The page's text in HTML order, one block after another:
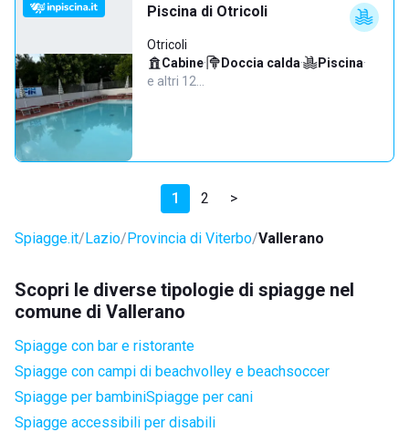
Piscina di Otricoli
Otricoli
Cabine· Doccia calda· Piscina·
e altri 12…
1 2 >
Spiagge.it Lazio Provincia di Viterbo Vallerano
Scopri le diverse tipologie di spiagge nel
comune di Vallerano
Spiagge con bar e ristorante
Spiagge con campi di beachvolley e beachsoccer
Spiagge per bambiniSpiagge per cani
Spiagge accessibili per disabili